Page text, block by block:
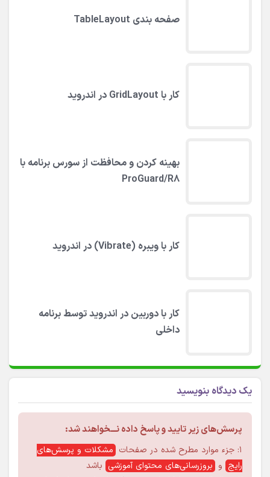
بهینه کردن و محافظت از سورس برنامه با
کار با دوربین در اندروید توسط برنامه
یک دیدگاه بنویسید
پرسش‌های زیر تایید و پاسخ داده نـــخواهند شد:
۱: جزء موارد مطرح شده در صفحات
مشکلات و پرسش‌های